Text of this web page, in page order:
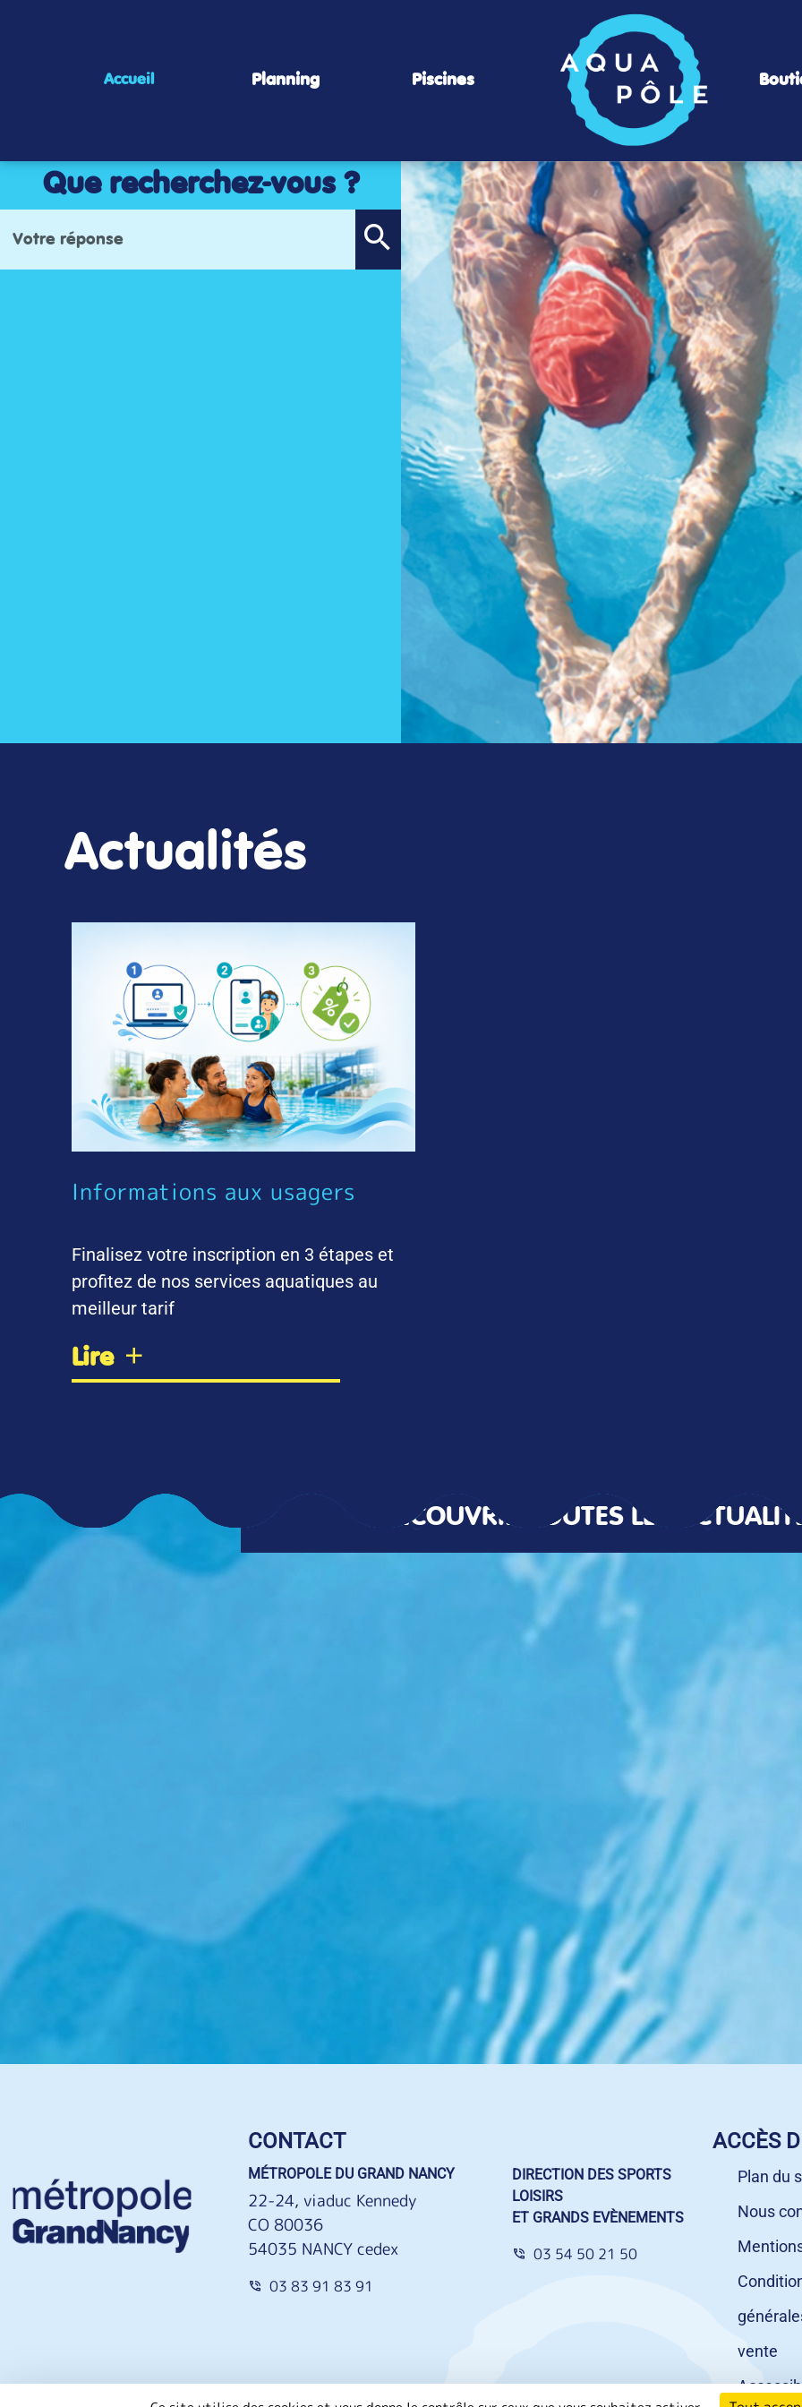
Accueil Planning Piscines
Que recherchez-vous ?
Actualités
Informations aux usagers
Finalisez votre inscription en 3 étapes et
profitez de nos services aquatiques au
meilleur tarif
Lire
DÉCOUVRIR TOUTES LES
CONTACT
MÉTROPOLE DU GRAND NANCY
22-24, viaduc Kennedy
CO 80036
54035 NANCY cedex
03 83 91 83 91
DIRECTION DES SPORTS
LOISIRS
ET GRANDS EVÈNEMENTS
03 54 50 21 50
ACCÈS
Plan du
Nous
vente